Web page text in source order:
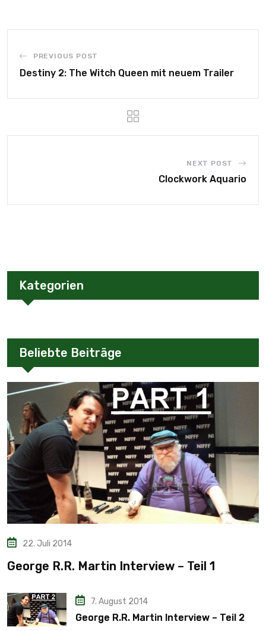
PREVIOUS POST
Destiny 2: The Witch Queen mit neuem Trailer
NEXT POST
Clockwork Aquario
Kategorien
Beliebte Beiträge
22. Juli 2014
George R.R. Martin Interview – Teil 1
7. August 2014
George R.R. Martin Interview – Teil 2